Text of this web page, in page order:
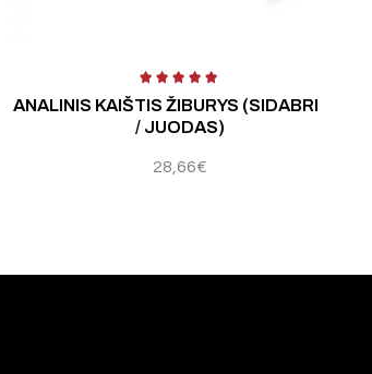
ANALINIS KAIŠTIS ŽIBURYS (SIDABRINIS
/ JUODAS)
28,66€